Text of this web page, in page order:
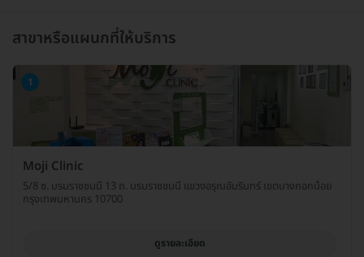
สาขาหรือแผนกที่ให้บริการ
1
Moji Clinic
5/8 ซ. บรมราชชนนี 13 ถ. บรมราชชนนี แขวงอรุณอัมรินทร์ เขตบางกอกน้อย
กรุงเทพมหานคร 10700
ดูรายละเอียด